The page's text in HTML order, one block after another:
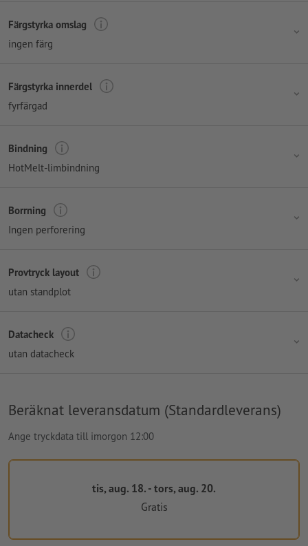
Färgstyrka omslag
ingen färg
Färgstyrka innerdel
fyrfärgad
Bindning
HotMelt-limbindning
Borrning
Ingen perforering
Provtryck layout
utan standplot
Datacheck
utan datacheck
Beräknat leveransdatum (Standardleverans)
Ange tryckdata till imorgon 12:00
tis, aug. 18. - tors, aug. 20.
Gratis